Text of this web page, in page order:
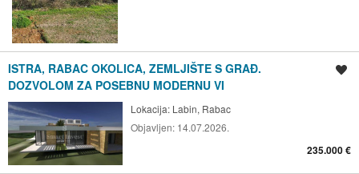
ISTRA, RABAC OKOLICA, ZEMLJIŠTE S GRAĐ.
DOZVOLOM ZA POSEBNU MODERNU VI
Lokacija: Labin, Rabac
Objavljen: 14.07.2026.
235.000 €